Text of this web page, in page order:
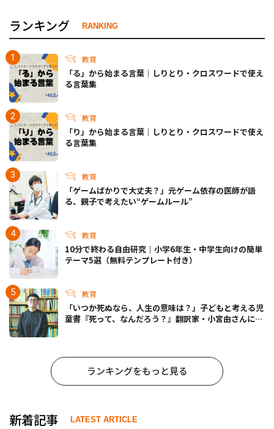
ランキング RANKING
教育
「る」から始まる言葉｜しりとり・クロスワードで使え
る言葉集
教育
「り」から始まる言葉｜しりとり・クロスワードで使え
る言葉集
教育
「ゲームばかりで大丈夫？」元ゲーム依存の医師が語
る、親子で考えたい“ゲームルール”
教育
10分で終わる自由研究｜小学6年生・中学生向けの簡単
テーマ5選（無料テンプレート付き）
教育
「いつか死ぬなら、人生の意味は？」子どもと考える児
童書『死って、なんだろう？』翻訳家・小宮由さんに聞
ランキングをもっと見る
新着記事 LATEST ARTICLE